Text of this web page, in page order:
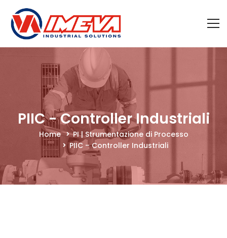
PIIC - Controller Industriali
Home
PI | Strumentazione di Processo
PIIC – Controller Industriali